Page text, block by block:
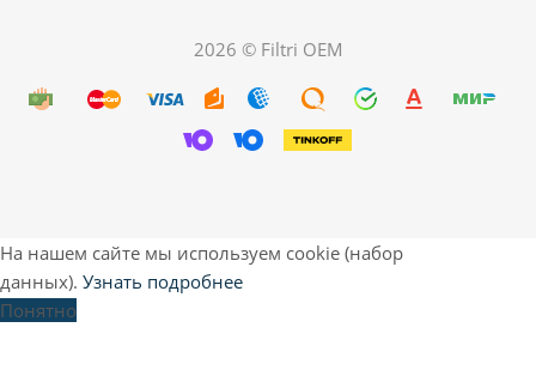
2026 © Filtri OEM
На нашем сайте мы используем cookie (набор
данных). Узнать подробнее
Понятно